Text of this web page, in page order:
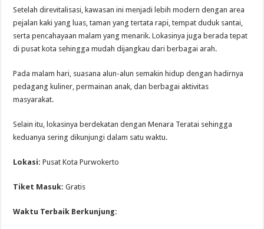
Setelah direvitalisasi, kawasan ini menjadi lebih modern dengan area
pejalan kaki yang luas, taman yang tertata rapi, tempat duduk santai,
serta pencahayaan malam yang menarik. Lokasinya juga berada tepat
di pusat kota sehingga mudah dijangkau dari berbagai arah.
Pada malam hari, suasana alun-alun semakin hidup dengan hadirnya
pedagang kuliner, permainan anak, dan berbagai aktivitas
masyarakat.
Selain itu, lokasinya berdekatan dengan Menara Teratai sehingga
keduanya sering dikunjungi dalam satu waktu.
Lokasi: Pusat Kota Purwokerto
Tiket Masuk: Gratis
Waktu Terbaik Berkunjung: